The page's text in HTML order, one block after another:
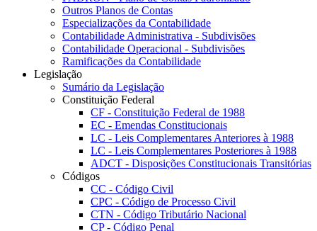
Outros Planos de Contas
Especializações da Contabilidade
Contabilidade Administrativa - Subdivisões
Contabilidade Operacional - Subdivisões
Ramificações da Contabilidade
Legislação
Sumário da Legislação
Constituição Federal
CF - Constituição Federal de 1988
EC - Emendas Constitucionais
LC - Leis Complementares Anteriores à 1988
LC - Leis Complementares Posteriores à 1988
ADCT - Disposições Constitucionais Transitórias
Códigos
CC - Código Civil
CPC - Código de Processo Civil
CTN - Código Tributário Nacional
CP - Código Penal